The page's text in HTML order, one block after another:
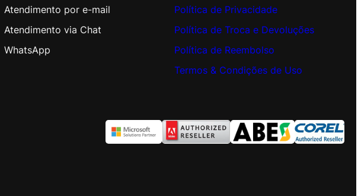
Atendimento por e-mail
Atendimento via Chat
WhatsApp
Política de Privacidade
Política de Troca e Devoluções
Política de Reembolso
Termos & Condições de Uso